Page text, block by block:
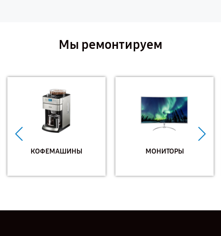
Мы ремонтируем
КОФЕМАШИНЫ МОНИТОРЫ